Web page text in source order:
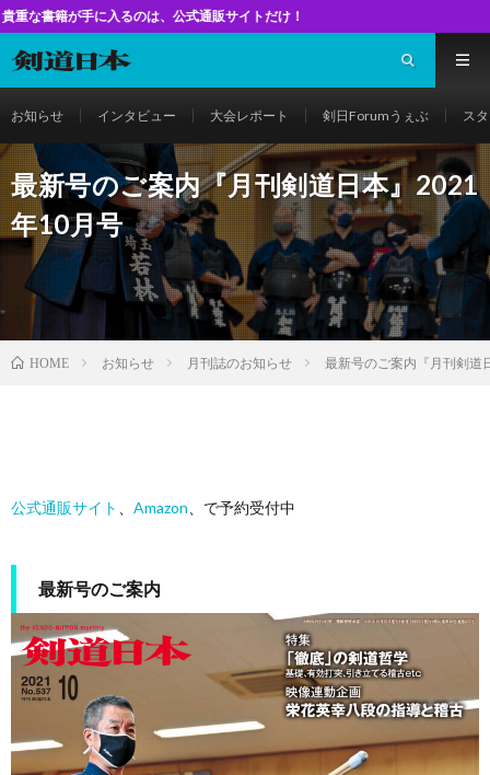
、公式通販サイトだけ！
お知らせ インタビュー 大会レポート 剣日Forumうぇぶ ス
最新号のご案内『月刊剣道日本』2021
年10月号
HOME お知らせ 月刊誌のお知らせ 最新号のご案内『月刊剣道
公式通販サイト Amazon 、で予約受付中
最新号のご案内